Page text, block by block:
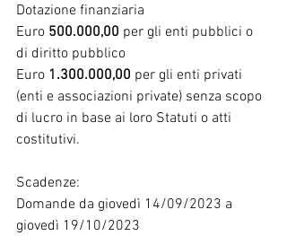
Dotazione finanziaria
Euro 500.000,00 per gli enti pubblici o
di diritto pubblico
Euro 1.300.000,00 per gli enti privati
(enti e associazioni private) senza scopo
di lucro in base ai loro Statuti o atti
costitutivi.
Scadenze:
Domande da giovedì 14/09/2023 a
giovedì 19/10/2023